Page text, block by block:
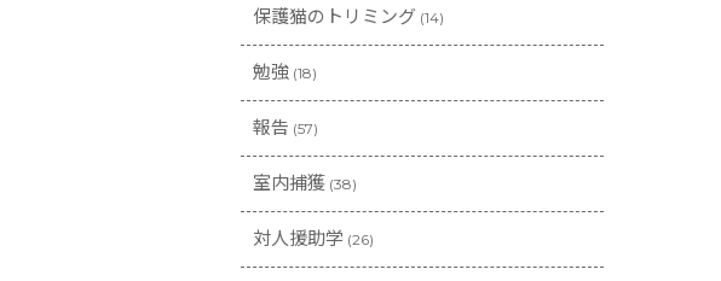
保護猫のトリミング (14)
勉強 (18)
報告 (57)
室内捕獲 (38)
対人援助学 (26)